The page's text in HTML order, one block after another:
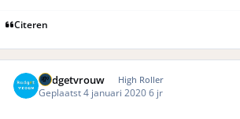
Citeren
Budgetvrouw High Roller
Geplaatst4 januari 20206 jr